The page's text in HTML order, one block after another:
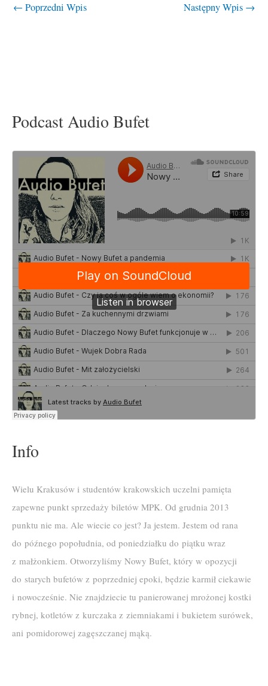
← Poprzedni Wpis Następny Wpis →
Podcast Audio Bufet
Info
Wielu Krakusów i studentów krakowskich uczelni pamięta
zapewne punkt sprzedaży biletów MPK. Od grudnia 2013
punktu nie ma. Ale wiecie co jest? Ja jestem. Jestem od rana
do późnego popołudnia, od poniedziałku do piątku wraz
z małżonkiem. Otworzyliśmy Nowy Bufet, który w opozycji
do starych bufetów z poprzedniej epoki, będzie karmił ciekawie
i nowocześnie. Nie znajdziecie tu panierowanej mrożonej kostki
rybnej, kotletów z kurczaka z ziemniakami i bukietem surówek,
ani pomidorowej zagęszczanej mąką.